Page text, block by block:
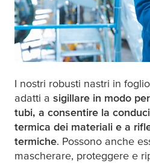
I nostri robusti nastri in
adatti a sigillare in modo
tubi, a consentire la
termica dei materiali e a
termiche. Possono anche
mascherare, proteggere e